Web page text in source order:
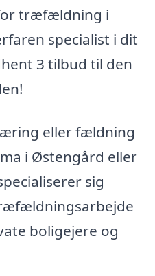
træfældning i
specialist i dit
3 tilbud til den
eller fældning
i Østengård eller
sig
boligejere og